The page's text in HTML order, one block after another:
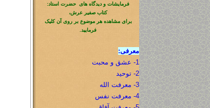
فرمایشات و دیدگاه های حضرت استاد:
کتاب صفیر عرش،
برای مشاهده هر موضوع بر روی آن کلیک
فرمایید.
معرفی:
1- عشق و محبت
2- توحید
3- معرفت الله
4- معرفت نفس